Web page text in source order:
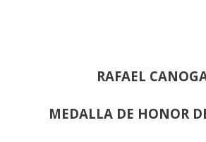
RAFAEL
MEDALLA DE HONOR